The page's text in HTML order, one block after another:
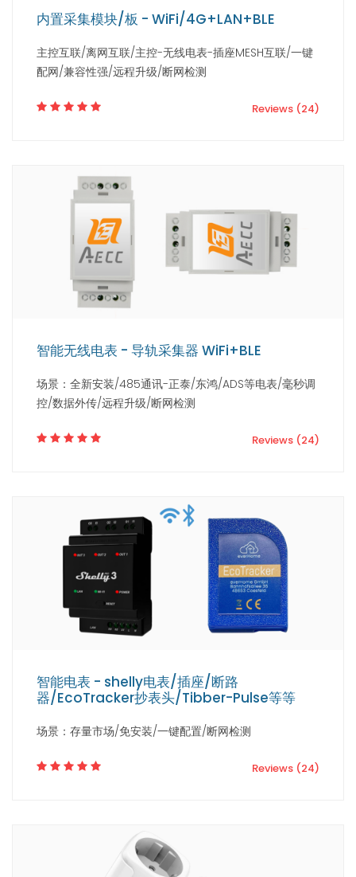
内置采集模块/板 - WiFi/4G+LAN+BLE
主控互联/离网互联/主控-无线电表-插座MESH互联/一键
配网/兼容性强/远程升级/断网检测
Reviews (24)
智能无线电表 - 导轨采集器 WiFi+BLE
场景：全新安装/485通讯-正泰/东鸿/ADS等电表/毫秒调
控/数据外传/远程升级/断网检测
Reviews (24)
智能电表 - shelly电表/插座/断路
器/EcoTracker抄表头/Tibber-Pulse等等
场景：存量市场/免安装/一键配置/断网检测
Reviews (24)